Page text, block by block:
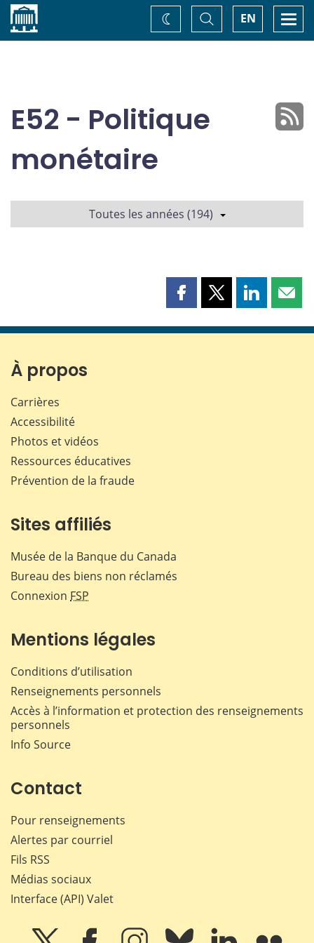
Accueil EN
Basculer
la
recherche
Changez
de
E52 - Politique
monétaire
Toutes les années (194)
Partager
page
Partager
page
Partager
page page
À propos
Carrières
Accessibilité
Photos et vidéos
Ressources éducatives
Prévention de la fraude
Sites affiliés
Musée de la Banque du Canada
Bureau des biens non réclamés
Connexion FSP
Mentions légales
Conditions d’utilisation
Renseignements personnels
Accès à l’information et protection des renseignements
personnels
Info Source
Contact
Pour renseignements
Alertes par courriel
Fils RSS
Médias sociaux
Interface (API) Valet